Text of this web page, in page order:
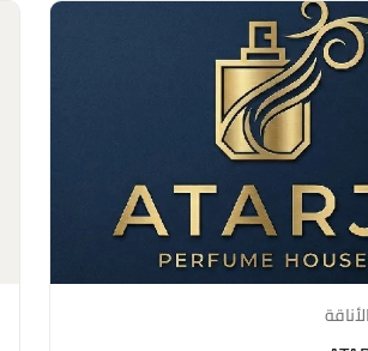
— category link